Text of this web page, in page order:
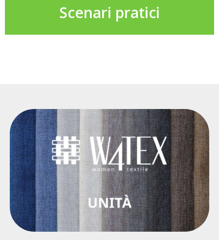
Scenari pratici